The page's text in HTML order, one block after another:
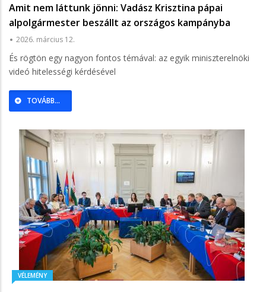
Amit nem láttunk jönni: Vadász Krisztina pápai
alpolgármester beszállt az országos kampányba
2026. március 12.
És rögtön egy nagyon fontos témával: az egyik miniszterelnöki
videó hitelességi kérdésével
TOVÁBB...
VÉLEMÉNY